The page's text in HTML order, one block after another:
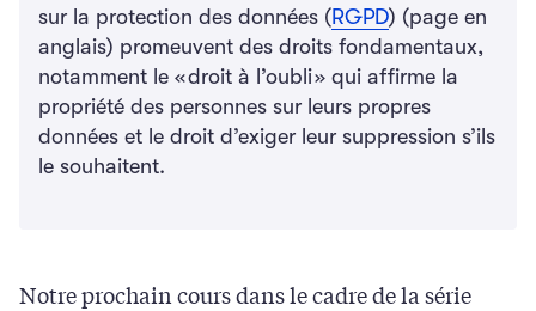
sur la protection des données (RGPD) (page en
anglais) promeuvent des droits fondamentaux,
notamment le « droit à l’oubli » qui affirme la
propriété des personnes sur leurs propres
données et le droit d’exiger leur suppression s’ils
le souhaitent.
Notre prochain cours dans le cadre de la série